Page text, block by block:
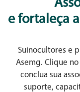
e fortaleça
Suinocultores e
Asemg. Clique
conclua sua
suporte,